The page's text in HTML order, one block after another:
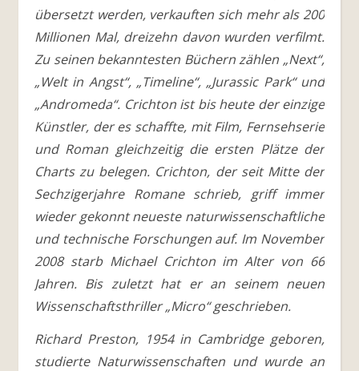
übersetzt werden, verkauften sich mehr als 200
Millionen Mal, dreizehn davon wurden verfilmt.
Zu seinen bekanntesten Büchern zählen „Next“,
„Welt in Angst“, „Timeline“, „Jurassic Park“ und
„Andromeda“. Crichton ist bis heute der einzige
Künstler, der es schaffte, mit Film, Fernsehserie
und Roman gleichzeitig die ersten Plätze der
Charts zu belegen. Crichton, der seit Mitte der
Sechzigerjahre Romane schrieb, griff immer
wieder gekonnt neueste naturwissenschaftliche
und technische Forschungen auf. Im November
2008 starb Michael Crichton im Alter von 66
Jahren. Bis zuletzt hat er an seinem neuen
Wissenschaftsthriller „Micro“ geschrieben.
Richard Preston, 1954 in Cambridge geboren,
studierte Naturwissenschaften und wurde an